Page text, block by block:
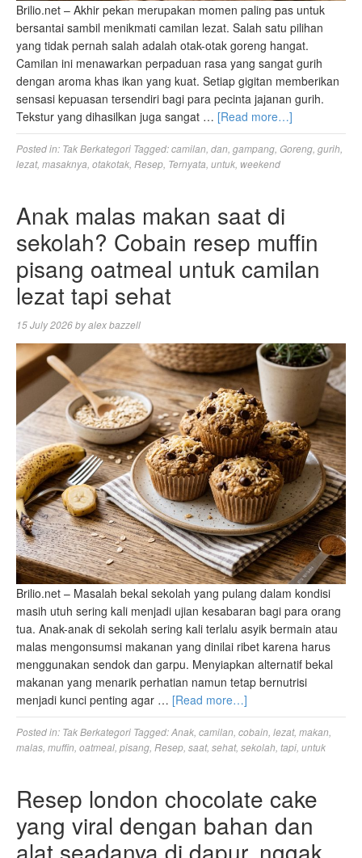
Brilio.net – Akhir pekan merupakan momen paling pas untuk
bersantai sambil menikmati camilan lezat. Salah satu pilihan
yang tidak pernah salah adalah otak-otak goreng hangat.
Camilan ini menawarkan perpaduan rasa yang sangat gurih
dengan aroma khas ikan yang kuat. Setiap gigitan memberikan
sensasi kepuasan tersendiri bagi para pecinta jajanan gurih.
Tekstur yang dihasilkan juga sangat … [Read more…]
Posted in: Tak Berkategori Tagged:camilan dan gampang Goreng gurih
lezat, masaknya otakotak Resep Ternyata untuk weekend
Anak malas makan saat di
sekolah? Cobain resep muffin
pisang oatmeal untuk camilan
lezat tapi sehat
15 July 2026byalex bazzell
Brilio.net – Masalah bekal sekolah yang pulang dalam kondisi
masih utuh sering kali menjadi ujian kesabaran bagi para orang
tua. Anak-anak di sekolah sering kali terlalu asyik bermain atau
malas mengonsumsi makanan yang dinilai ribet karena harus
menggunakan sendok dan garpu. Menyiapkan alternatif bekal
makanan yang menarik perhatian namun tetap bernutrisi
menjadi kunci penting agar … [Read more…]
Posted in: Tak Berkategori Tagged:Anak, camilan, cobain, lezat, makan,
malas, muffin, oatmeal, pisang, Resep, saat, sehat, sekolah, tapi, untuk
Resep london chocolate cake
yang viral dengan bahan dan